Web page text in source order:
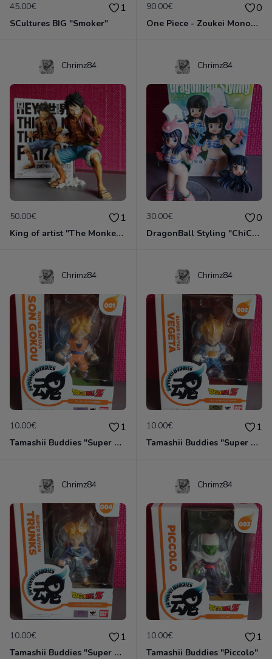
45.00€ 1
SCultures BIG "Smoker"
90.00€ 0
One Piece - Zoukei Monogatari -Blue- Portgas D. Ace
Chrimz84
50.00€ 1
King of artist "The Monkey D. Luffy"
Chrimz84
30.00€ 0
DragonBall Styling "ChiChi"
Chrimz84
10.00€ 1
Tamashii Buddies "Super Saiyan Goku"
Chrimz84
10.00€ 1
Tamashii Buddies "Super Saiyan Végéta"
Chrimz84
10.00€ 1
Tamashii Buddies "Super Saiyan Trunks"
Chrimz84
10.00€ 1
Tamashii Buddies "Piccolo"